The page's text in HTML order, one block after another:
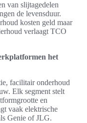
van slijtagedelen
de levensduur.
kosten geld maar
verlaagt TCO
het
facilitair onderhoud
Elk segment stelt
en
vaak elektrische
Genie of JLG.